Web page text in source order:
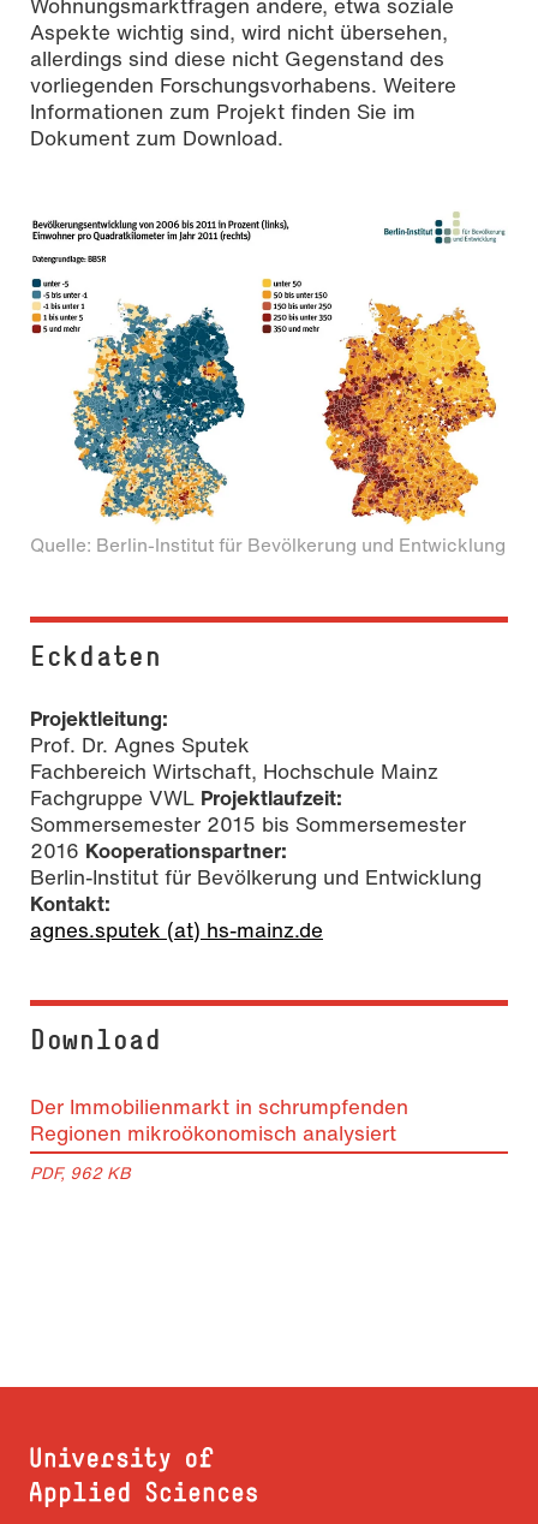
Aspekte wichtig sind, wird nicht übersehen,
allerdings sind diese nicht Gegenstand des
vorliegenden Forschungsvorhabens. Weitere
Informationen zum Projekt finden Sie im
Dokument zum Download.
Quelle: Berlin-Institut für Bevölkerung und Entwicklung
Eckdaten
Projektleitung:
Prof. Dr. Agnes Sputek
Fachbereich Wirtschaft, Hochschule Mainz
Fachgruppe VWL Projektlaufzeit:
Sommersemester 2015 bis Sommersemester
2016 Kooperationspartner:
Berlin-Institut für Bevölkerung und Entwicklung
Kontakt:
agnes.sputek (at) hs-mainz.de
Download
Der Immobilienmarkt in schrumpfenden
Regionen mikroökonomisch analysiert
PDF, 962 KB